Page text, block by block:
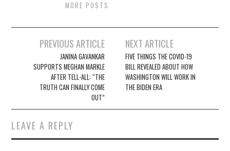
MORE POSTS
navigation
PREVIOUS ARTICLE
JANINA GAVANKAR
SUPPORTS MEGHAN MARKLE
AFTER TELL-ALL: “THE
TRUTH CAN FINALLY COME
OUT”
NEXT ARTICLE
FIVE THINGS THE COVID-19
BILL REVEALED ABOUT HOW
WASHINGTON WILL WORK IN
THE BIDEN ERA
LEAVE A REPLY